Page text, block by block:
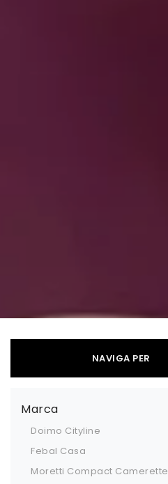
NAVIGA PER
Marca
Doimo Cityline
Febal Casa
Moretti Compact Camerette